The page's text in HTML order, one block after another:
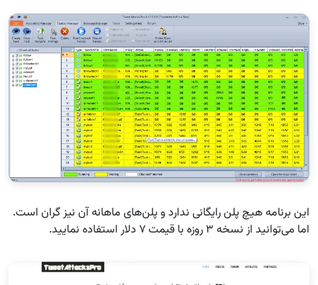
این برنامه هیچ پلن رایگانی ندارد و پلن‌های ماهانه آن نیز گران است.
اما می‌توانید از نسخه ۳ روزه با قیمت ۷ دلار استفاده نمایید.